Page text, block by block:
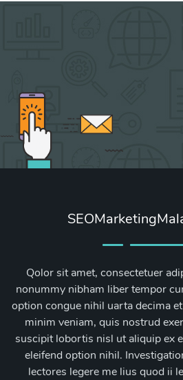
Qolor sit amet, consectetuer
nonummy nibham liber tempor
option congue nihil uarta decima
minim veniam, quis nostrud
suscipit lobortis nisl ut aliquip ex
eleifend option nihil.
lectores legere me lius quod ii